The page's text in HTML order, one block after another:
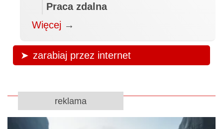
Praca zdalna
Więcej →
zarabiaj przez internet
reklama